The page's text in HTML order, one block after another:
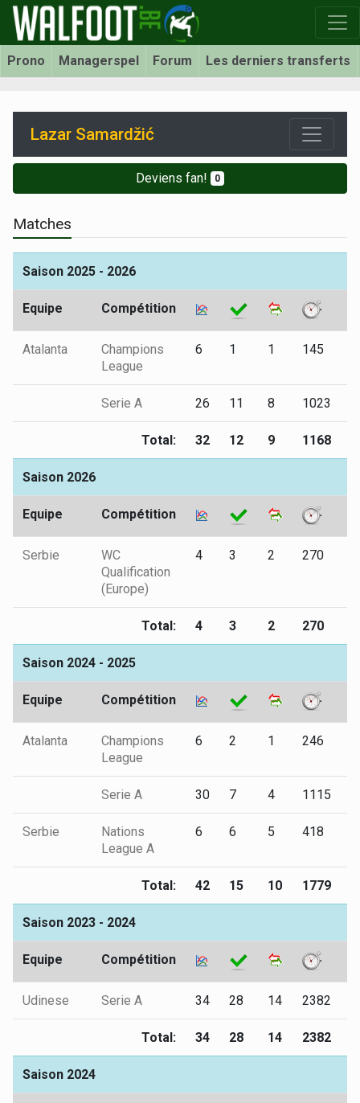
Prono Managerspel Forum Les derniers transferts
Lazar Samardžić
Deviens fan! 0
Matches
Saison 2025 - 2026
Equipe Compétition
Atalanta
Champions
League
6 1 1 145
Serie A 26 11 8 1023
Total: 32 12 9 1168
Saison 2026
Equipe Compétition
Serbie
WC
Qualification
(Europe)
4 3 2 270
Total: 4 3 2 270
Saison 2024 - 2025
Equipe Compétition
Atalanta
Champions
League
6 2 1 246
Serie A 30 7 4 1115
Serbie
Nations
League A
6 6 5 418
Total: 42 15 10 1779
Saison 2023 - 2024
Equipe Compétition
Udinese Serie A 34 28 14 2382
Total: 34 28 14 2382
Saison 2024